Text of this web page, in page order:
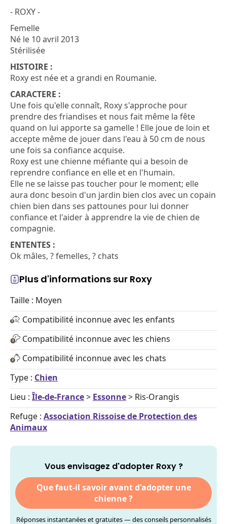
- ROXY -
Femelle
Né le 10 avril 2013
Stérilisée
HISTOIRE :
Roxy est née et a grandi en Roumanie.
CARACTERE :
Une fois qu'elle connaît, Roxy s'approche pour
prendre des friandises et nous fait même la fête
quand on lui apporte sa gamelle ! Elle joue de loin et
accepte même de jouer dans l'eau à 50 cm de nous
une fois sa confiance acquise.
Roxy est une chienne méfiante qui a besoin de
reprendre confiance en elle et en l'humain.
Elle ne se laisse pas toucher pour le moment; elle
aura donc besoin d'un jardin bien clos avec un copain
chien bien dans ses pattounes pour lui donner
confiance et l'aider à apprendre la vie de chien de
compagnie.
ENTENTES :
Ok mâles, ? femelles, ? chats
Plus d'informations sur Roxy
Taille : Moyen
Compatibilité inconnue avec les enfants
Compatibilité inconnue avec les chiens
Compatibilité inconnue avec les chats
Type : Chien
Lieu : Île-de-France> Essonne> Ris-Orangis
Refuge : Association Rissoise de Protection des
Animaux
Vous envisagez d'adopter Roxy ?
Que faut-il savoir avant d'adopter une
chienne ?
Réponses instantanées et gratuites — des conseils personnalisés